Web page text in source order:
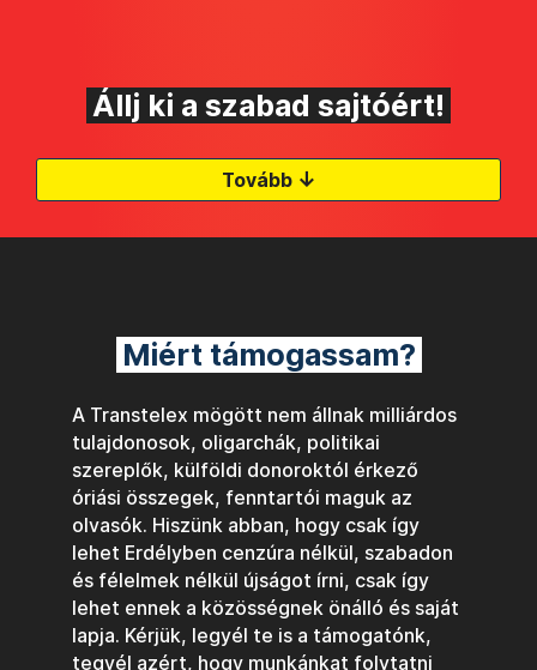
Állj ki a szabad sajtóért!
Tovább ↓
Miért támogassam?
A Transtelex mögött nem állnak milliárdos
tulajdonosok, oligarchák, politikai
szereplők, külföldi donoroktól érkező
óriási összegek, fenntartói maguk az
olvasók. Hiszünk abban, hogy csak így
lehet Erdélyben cenzúra nélkül, szabadon
és félelmek nélkül újságot írni, csak így
lehet ennek a közösségnek önálló és saját
lapja. Kérjük, legyél te is a támogatónk,
tegyél azért, hogy munkánkat folytatni